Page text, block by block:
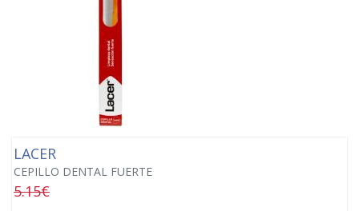
LACER
CEPILLO DENTAL FUERTE
5.15€